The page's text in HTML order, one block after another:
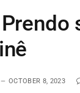
OCTOBER 8, 2023